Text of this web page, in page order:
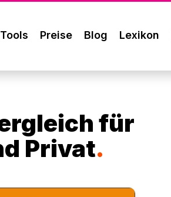
Tools Preise Blog Lexikon
für
Privat.